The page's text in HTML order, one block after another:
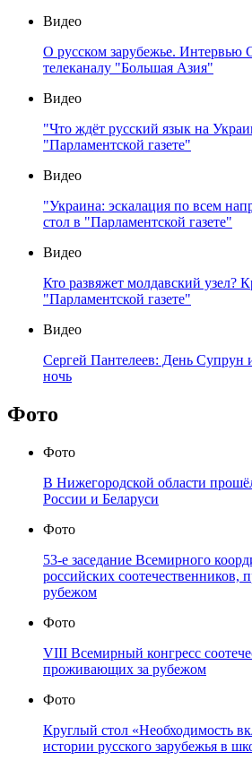
Видео
О русском зарубежье. Интервью
телеканалу "Большая Азия"
Видео
"Что ждёт русский язык на
"Парламентской газете"
Видео
"Украина: эскалация по всем
стол в "Парламентской газете"
Видео
Кто развяжет молдавский узел?
"Парламентской газете"
Видео
Сергей Пантелеев: День Супрун
ночь
Фото
Фото
В Нижегородской области
России и Беларуси
Фото
53-е заседание Всемирного
российских соотечественников,
рубежом
Фото
VIII Всемирный конгресс
проживающих за рубежом
Фото
Круглый стол «Необходимость
истории русского зарубежья в